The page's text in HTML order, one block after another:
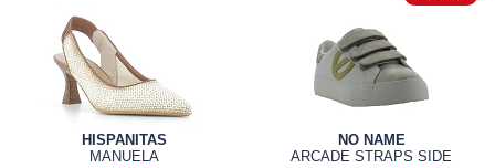
HISPANITAS
MANUELA
NO NAME
ARCADE STRAPS SIDE